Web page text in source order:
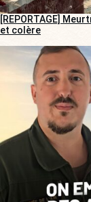
[REPORTAGE]
et colère